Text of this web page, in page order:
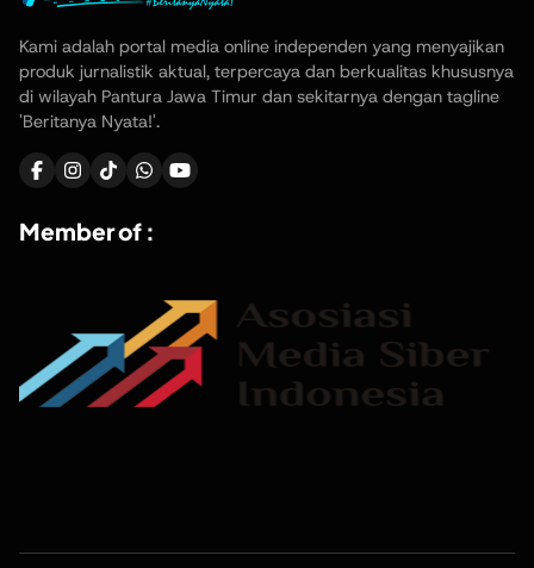
Kami adalah portal media online independen yang menyajikan
produk jurnalistik aktual, terpercaya dan berkualitas khususnya
di wilayah Pantura Jawa Timur dan sekitarnya dengan tagline
'Beritanya Nyata!'.
Member of :